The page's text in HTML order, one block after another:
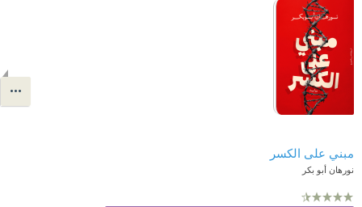
مبني على الكسر
نورهان أبو بكر